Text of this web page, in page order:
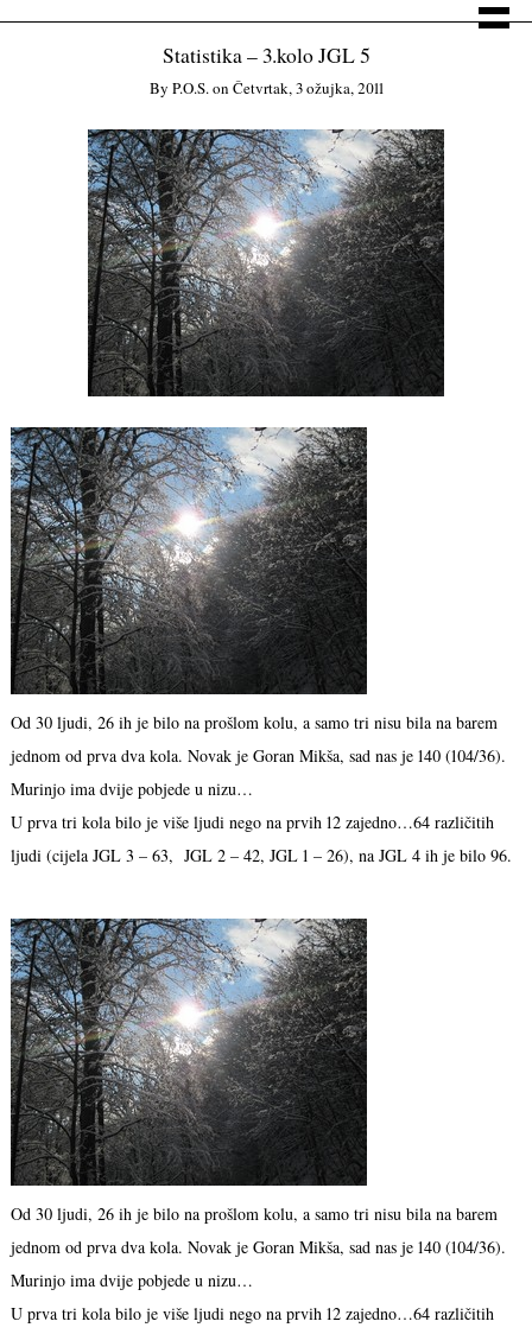
Statistika – 3.kolo JGL 5
By P.o.s.on Četvrtak, 3 ožujka, 2011
Od 30 ljudi, 26 ih je bilo na prošlom kolu, a samo tri nisu bila na barem
jednom od prva dva kola. Novak je Goran Mikša, sad nas je 140 (104/36).
Murinjo ima dvije pobjede u nizu…
U prva tri kola bilo je više ljudi nego na prvih 12 zajedno…64 različitih
ljudi (cijela JGL 3 – 63, JGL 2 – 42, JGL 1 – 26), na JGL 4 ih je bilo 96.
Od 30 ljudi, 26 ih je bilo na prošlom kolu, a samo tri nisu bila na barem
jednom od prva dva kola. Novak je Goran Mikša, sad nas je 140 (104/36).
Murinjo ima dvije pobjede u nizu…
U prva tri kola bilo je više ljudi nego na prvih 12 zajedno…64 različitih